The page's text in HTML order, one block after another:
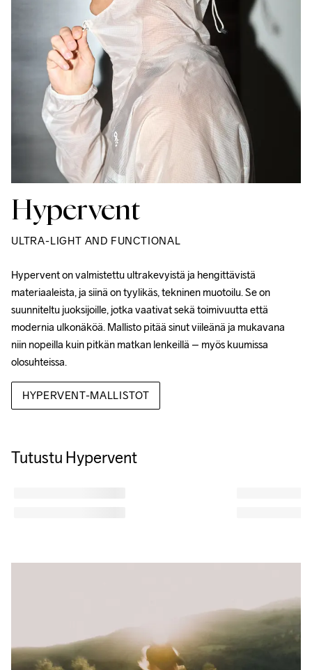
Hypervent
ULTRA-LIGHT AND FUNCTIONAL
Hypervent on valmistettu ultrakevyistä ja hengittävistä
materiaaleista, ja siinä on tyylikäs, tekninen muotoilu. Se on
suunniteltu juoksijoille, jotka vaativat sekä toimivuutta että
modernia ulkonäköä. Mallisto pitää sinut viileänä ja mukavana
niin nopeilla kuin pitkän matkan lenkeillä – myös kuumissa
olosuhteissa.
HYPERVENT-MALLISTOT
Tutustu Hypervent